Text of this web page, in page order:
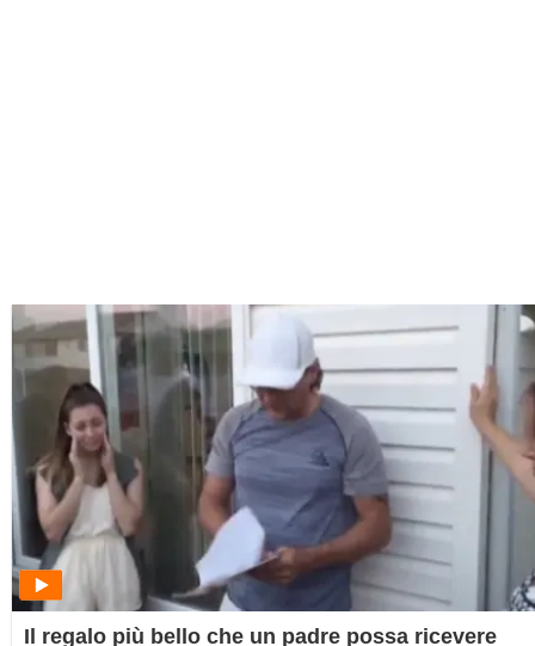
Il regalo più bello che un padre possa ricevere